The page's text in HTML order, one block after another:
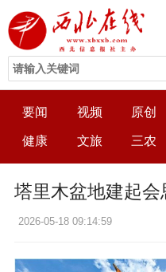
要闻 视频 原创
健康 文旅 三农
塔里木盆地建起会
2026-05-18 09:14:59